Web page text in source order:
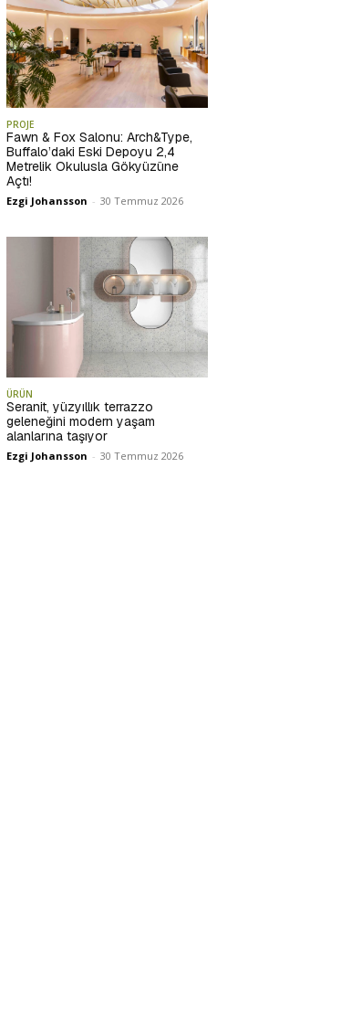
PROJE
Fawn & Fox Salonu: Arch&Type,
Buffalo’daki Eski Depoyu 2,4
Metrelik Okulusla Gökyüzüne
Açtı!
Ezgi Johansson - 30 Temmuz 2026
ÜRÜN
Seranit, yüzyıllık terrazzo
geleneğini modern yaşam
alanlarına taşıyor
Ezgi Johansson - 30 Temmuz 2026